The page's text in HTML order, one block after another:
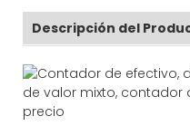
Descripción del